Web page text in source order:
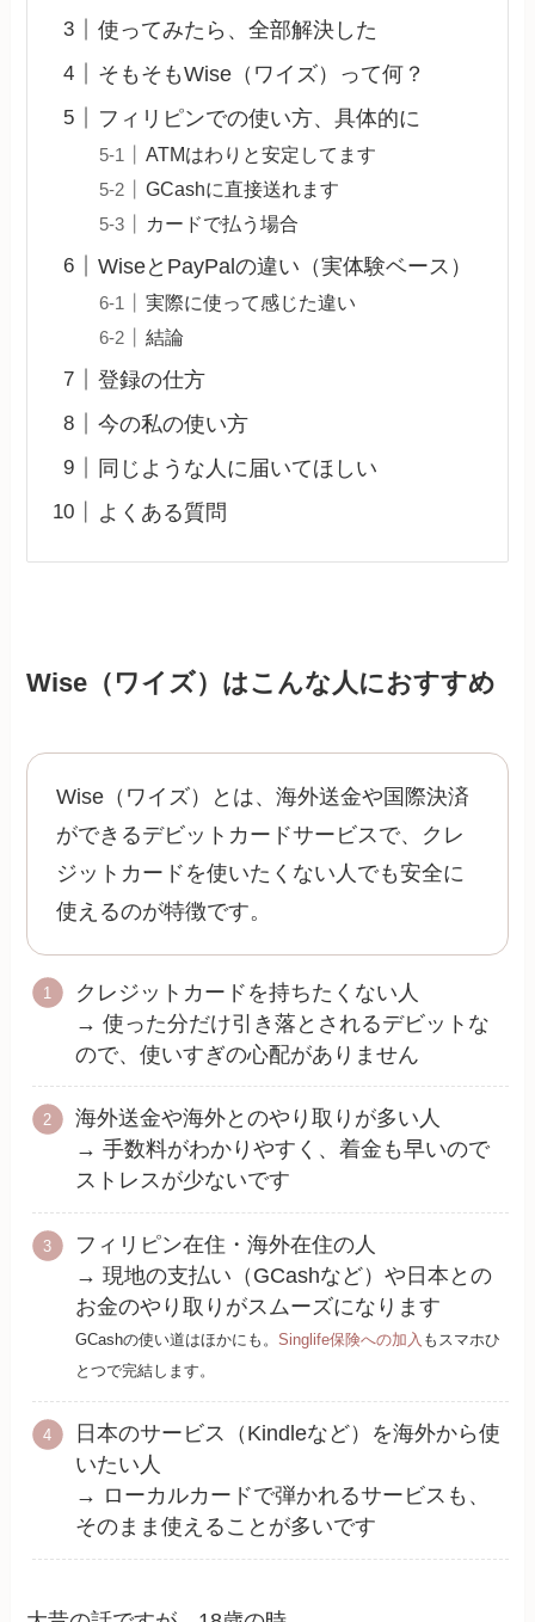
使ってみたら、全部解決した
そもそもWise（ワイズ）って何？
フィリピンでの使い方、具体的に
ATMはわりと安定してます
GCashに直接送れます
カードで払う場合
WiseとPayPalの違い（実体験ベース）
実際に使って感じた違い
結論
登録の仕方
今の私の使い方
同じような人に届いてほしい
よくある質問
Wise（ワイズ）はこんな人におすすめ
Wise（ワイズ）とは、海外送金や国際決済
ができるデビットカードサービスで、クレ
ジットカードを使いたくない人でも安全に
使えるのが特徴です。
クレジットカードを持ちたくない人
→ 使った分だけ引き落とされるデビットな
ので、使いすぎの心配がありません
海外送金や海外とのやり取りが多い人
→ 手数料がわかりやすく、着金も早いので
ストレスが少ないです
フィリピン在住・海外在住の人
→ 現地の支払い（GCashなど）や日本との
お金のやり取りがスムーズになります
GCashの使い道はほかにも。 Singlife保険への加入 もスマホひ
とつで完結します。
日本のサービス（Kindleなど）を海外から使
いたい人
→ ローカルカードで弾かれるサービスも、
そのまま使えることが多いです